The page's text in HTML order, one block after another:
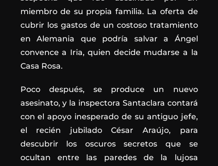
miembro de su propia familia. La oferta de
cubrir los gastos de un costoso tratamiento
en Alemania que podría salvar a Ángel
convence a Iria, quien decide mudarse a la
Casa Rosa.
Poco después, se produce un nuevo
asesinato, y la inspectora Santaclara contará
con el apoyo inesperado de su antiguo jefe,
el recién jubilado César Araújo, para
descubrir los oscuros secretos que se
ocultan entre las paredes de la lujosa